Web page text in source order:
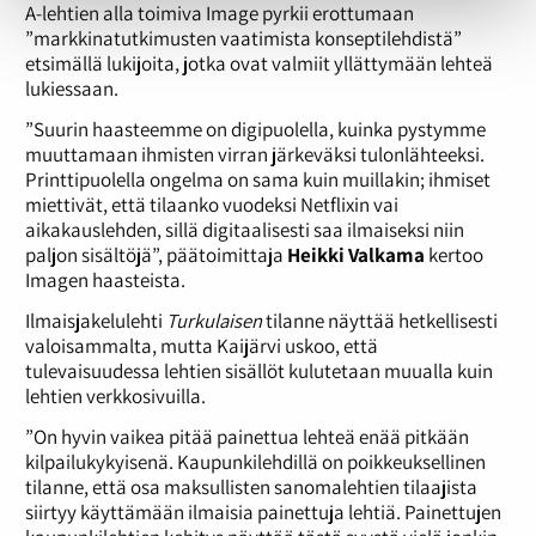
A-lehtien alla toimiva Image pyrkii erottumaan
”markkinatutkimusten vaatimista konseptilehdistä”
etsimällä lukijoita, jotka ovat valmiit yllättymään lehteä
lukiessaan.
­”Suurin haasteemme on digipuolella, kuinka pystymme
muuttamaan ihmisten virran järkeväksi tulonlähteeksi.
Printtipuolella ongelma on sama kuin muillakin; ihmiset
miettivät, että tilaanko vuodeksi Netflixin vai
aikakauslehden, sillä digitaalisesti saa ilmaiseksi niin
paljon sisältöjä”, päätoimittaja Heikki Valkama kertoo
Imagen haasteista.
Ilmaisjakelulehti Turkulaisentilanne näyttää hetkellisesti
valoisammalta, mutta Kaijärvi uskoo, että
tulevaisuudessa lehtien sisällöt kulutetaan muualla kuin
lehtien verkkosivuilla.
”On hyvin vaikea pitää painettua lehteä enää pitkään
kilpailukykyisenä. Kaupunkilehdillä on poikkeuksellinen
tilanne, että osa maksullisten sanomalehtien tilaajista
siirtyy käyttämään ilmaisia painettuja lehtiä. Painettujen